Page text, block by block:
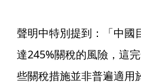
聲明中特別提到：「中國
達245%關稅的風險，這
些關稅措施並非普遍適用